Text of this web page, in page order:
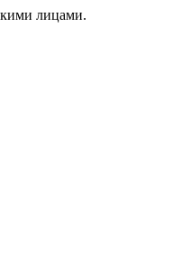
лицами.